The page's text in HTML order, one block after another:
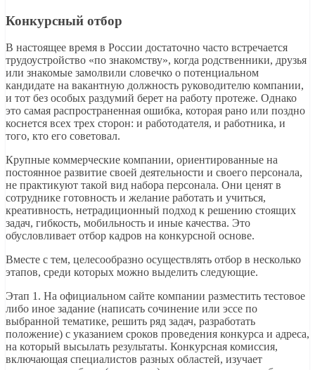
Конкурсный отбор
В настоящее время в России достаточно часто встречается
трудоустройство «по знакомству», когда родственники, друзья
или знакомые замолвили словечко о потенциальном
кандидате на вакантную должность руководителю компании,
и тот без особых раздумий берет на работу протеже. Однако
это самая распространенная ошибка, которая рано или поздно
коснется всех трех сторон: и работодателя, и работника, и
того, кто его советовал.
Крупные коммерческие компании, ориентированные на
постоянное развитие своей деятельности и своего персонала,
не практикуют такой вид набора персонала. Они ценят в
сотруднике готовность и желание работать и учиться,
креативность, нетрадиционный подход к решению стоящих
задач, гибкость, мобильность и иные качества. Это
обусловливает отбор кадров на конкурсной основе.
Вместе с тем, целесообразно осуществлять отбор в несколько
этапов, среди которых можно выделить следующие.
Этап 1. На официальном сайте компании разместить тестовое
либо иное задание (написать сочинение или эссе по
выбранной тематике, решить ряд задач, разработать
положение) с указанием сроков проведения конкурса и адреса,
на который высылать результаты. Конкурсная комиссия,
включающая специалистов разных областей, изучает